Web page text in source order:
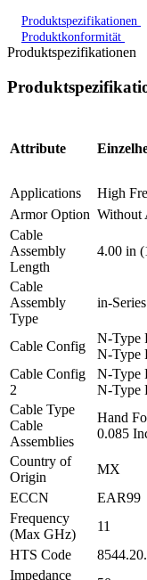
Produktspezifikationen
Produktkonformität
Produktspezifikationen
Attribute
Applications
High
Armor Option Without
Cable
Assembly
Length
4.00 in
Cable
Assembly
Type
in-Series
Cable Config
N-Type
N-Type
Cable Config
2
N-Type
N-Type
Cable Type
Cable
Assemblies
Hand
0.085
Country of
Origin
MX
ECCN
EAR99
Frequency
(Max GHz)
11
HTS Code
Impedance